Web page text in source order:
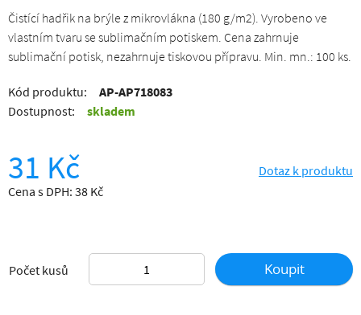
Čistící hadřik na brýle z mikrovlákna (180 g/m2). Vyrobeno ve
vlastním tvaru se sublimačním potiskem. Cena zahrnuje
sublimační potisk, nezahrnuje tiskovou přípravu. Min. mn.: 100 ks.
Kód produktu:
AP-AP718083
Dostupnost:
skladem
31 Kč
Cena s DPH: 38 Kč
Dotaz k produktu
Počet kusů Koupit